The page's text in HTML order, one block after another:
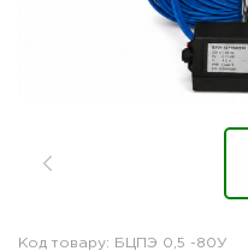
Код товару: БЦПЭ 0,5 -80У